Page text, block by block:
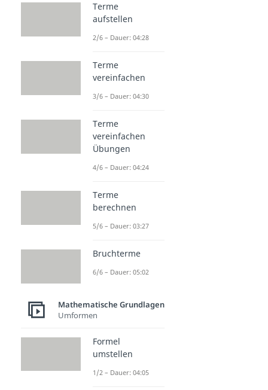
Terme
aufstellen
2/6 – Dauer: 04:28
Terme
vereinfachen
3/6 – Dauer: 04:30
Terme
vereinfachen
Übungen
4/6 – Dauer: 04:24
Terme
berechnen
5/6 – Dauer: 03:27
Bruchterme
6/6 – Dauer: 05:02
Mathematische Grundlagen
Umformen
Formel
umstellen
1/2 – Dauer: 04:05